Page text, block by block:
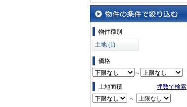
物件の条件で絞り込む
物件種別
土地 (1)
価格
～
土地面積
坪数で検索
～